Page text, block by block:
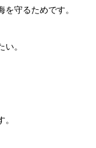
守るためです。
。